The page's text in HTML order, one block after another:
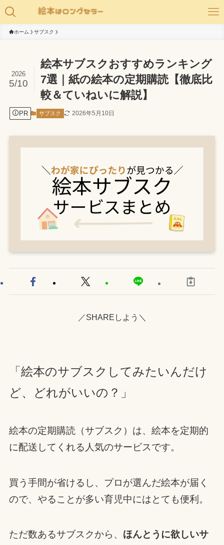
ホーム サブスク
絵本サブスクおすすめランキング
7選｜紙の絵本の定期購読【徹底比
較＆ていねいに解説】
2026
5/10
PR サブスク 2026年5月10日
／SHAREしよう＼
「絵本のサブスクしてみたいんだけ
ど、どれがいいの？」
絵本の定期購読（サブスク）は、絵本を定期的
に配送してくれる人気のサービスです。
買う手間が省けるし、プロが選んだ絵本が届く
ので、やることが多い育児中にはとても便利。
ただ数あるサブスクから、 ほんとうに欲しいサ